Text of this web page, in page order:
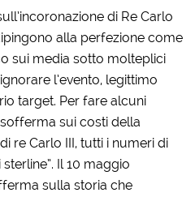
di Re Carlo
alla perfezione come
sui media sotto molteplici
l’evento, legittimo
target. Per fare alcuni
sui costi della
re Carlo III, tutti i numeri di
Il 10 maggio
sulla storia che